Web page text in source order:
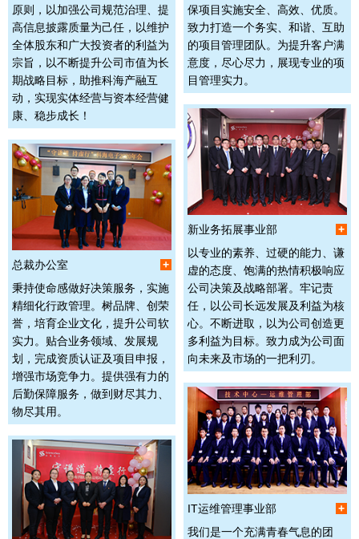
原则，以加强公司规范治理、提
高信息披露质量为己任，以维护
全体股东和广大投资者的利益为
宗旨，以不断提升公司市值为长
期战略目标，助推科海产融互
动，实现实体经营与资本经营健
康、稳步成长！
总裁办公室
+
秉持使命感做好决策服务，实施
精细化行政管理。树品牌、创荣
誉，培育企业文化，提升公司软
实力。贴合业务领域、发展规
划，完成资质认证及项目申报，
增强市场竞争力。提供强有力的
后勤保障服务，做到财尽其力、
物尽其用。
保项目实施安全、高效、优质。
致力打造一个务实、和谐、互助
的项目管理团队。为提升客户满
意度，尽心尽力，展现专业的项
目管理实力。
新业务拓展事业部
+
以专业的素养、过硬的能力、谦
虚的态度、饱满的热情积极响应
公司决策及战略部署。牢记责
任，以公司长远发展及利益为核
心。不断进取，以为公司创造更
多利益为目标。致力成为公司面
向未来及市场的一把利刃。
IT运维管理事业部
+
我们是一个充满青春气息的团